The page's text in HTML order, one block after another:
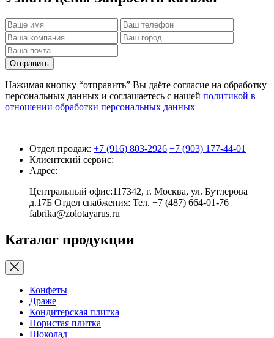
Отправить
Нажимая кнопку “отправить” Вы даёте согласие на обработку
персональных данных и соглашаетесь с нашей политикой в
отношении обработки персональных данных
Отдел продаж: +7 (916) 803-2926 +7 (903) 177-44-01
Клиентский сервис:
Адрес:
Центральный офис:117342, г. Москва, ул. Бутлерова
д.17Б Отдел снабжения: Тел. +7 (487) 664-01-76
fabrika@zolotayarus.ru
Каталог продукции
Конфеты
Драже
Кондитерская плитка
Пористая плитка
Шоколад